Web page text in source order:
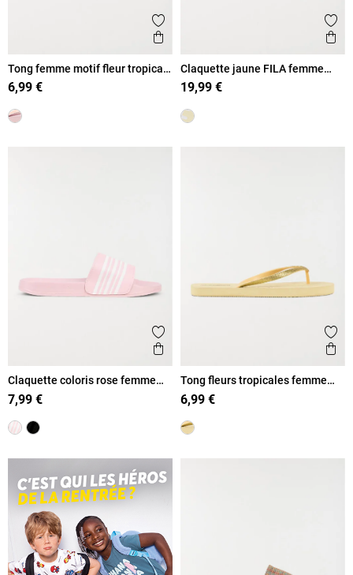
Ajouter aux favoris
Aperçu rapide
Tong femme motif fleur tropicale
(36-41)
6,99 €
Claquette jaune FILA femme
(36-41)
19,99 €
Ajouter aux favoris
Aperçu rapide
Claquette coloris rose femme
(36-41)
7,99 €
Tong fleurs tropicales femme
(36-41)
6,99 €